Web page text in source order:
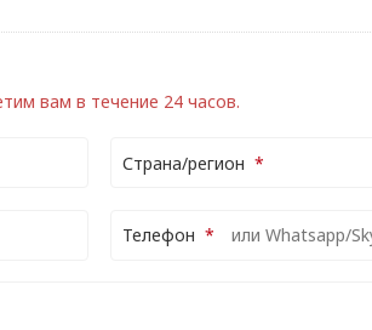
вам в течение 24 часов.
Страна/регион
Телефон